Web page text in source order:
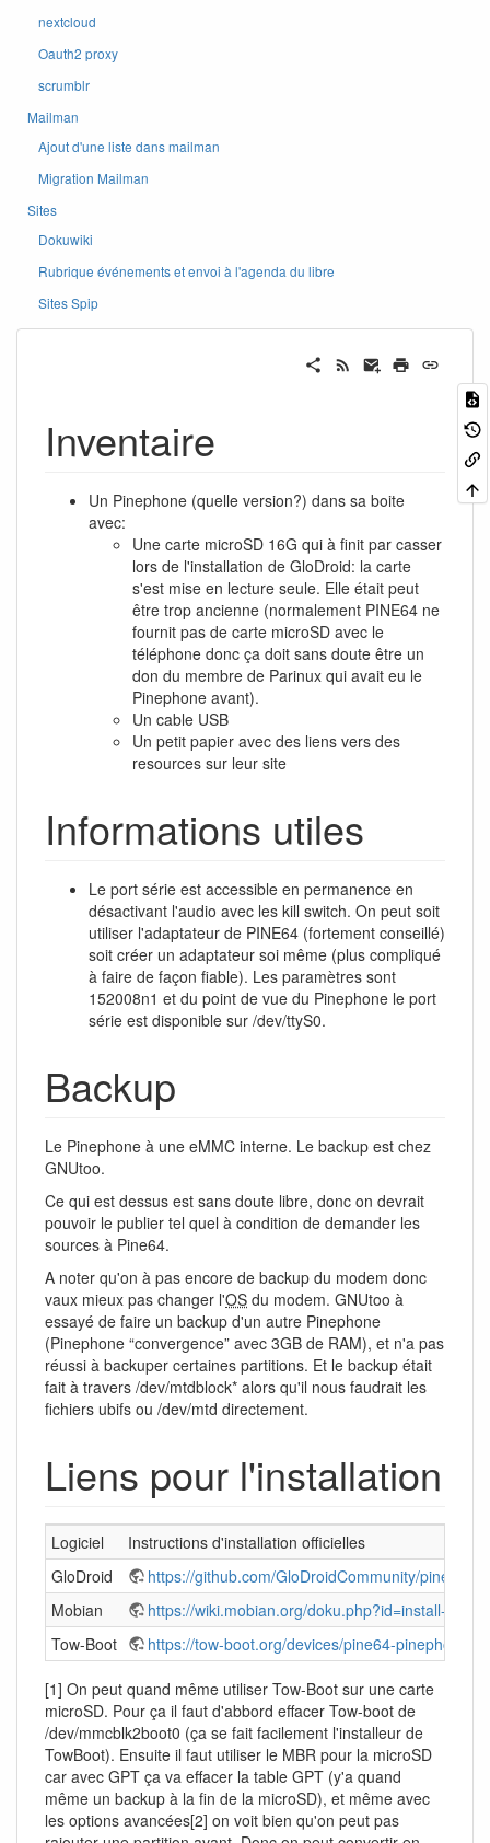
nextcloud
Oauth2 proxy
scrumblr
Mailman
Ajout d'une liste dans mailman
Migration Mailman
Sites
Dokuwiki
Rubrique événements et envoi à l'agenda du libre
Sites Spip
Inventaire
Un Pinephone (quelle version?) dans sa boite
avec:
Une carte microSD 16G qui à finit par casser
lors de l'installation de GloDroid: la carte
s'est mise en lecture seule. Elle était peut
être trop ancienne (normalement PINE64 ne
fournit pas de carte microSD avec le
téléphone donc ça doit sans doute être un
don du membre de Parinux qui avait eu le
Pinephone avant).
Un cable USB
Un petit papier avec des liens vers des
resources sur leur site
Informations utiles
Le port série est accessible en permanence en
désactivant l'audio avec les kill switch. On peut soit
utiliser l'adaptateur de PINE64 (fortement conseillé)
soit créer un adaptateur soi même (plus compliqué
à faire de façon fiable). Les paramètres sont
152008n1 et du point de vue du Pinephone le port
série est disponible sur /dev/ttyS0.
Backup
Le Pinephone à une eMMC interne. Le backup est chez
GNUtoo.
Ce qui est dessus est sans doute libre, donc on devrait
pouvoir le publier tel quel à condition de demander les
sources à Pine64.
A noter qu'on à pas encore de backup du modem donc
vaux mieux pas changer l'OS du modem. GNUtoo à
essayé de faire un backup d'un autre Pinephone
(Pinephone “convergence” avec 3GB de RAM), et n'a pas
réussi à backuper certaines partitions. Et le backup était
fait à travers /dev/mtdblock* alors qu'il nous faudrait les
fichiers ubifs ou /dev/mtd directement.
Liens pour l'installation
Logiciel
Instructions d'installation officielles
GloDroid
https://github.com/GloDroidCommunity/pine64-
Mobian
https://wiki.mobian.org/doku.php?id=install-linux
Tow-Boot
https://tow-boot.org/devices/pine64-
[1] On peut quand même utiliser Tow-Boot sur une carte
microSD. Pour ça il faut d'abbord effacer Tow-boot de
/dev/mmcblk2boot0 (ça se fait facilement l'installeur de
TowBoot). Ensuite il faut utiliser le MBR pour la microSD
car avec GPT ça va effacer la table GPT (y'a quand
même un backup à la fin de la microSD), et même avec
les options avancées[2] on voit bien qu'on peut pas